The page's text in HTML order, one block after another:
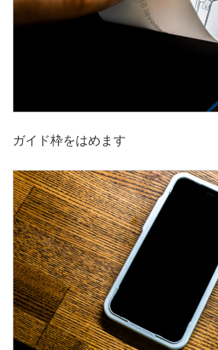
ガイド枠をはめます